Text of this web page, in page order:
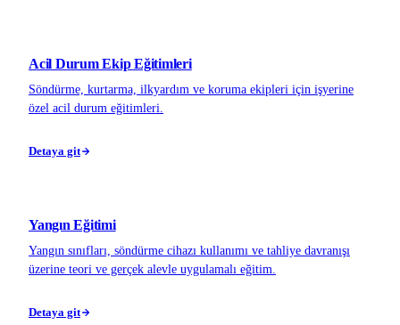
Acil Durum Ekip Eğitimleri
Söndürme, kurtarma, ilkyardım ve koruma ekipleri için işyerine
özel acil durum eğitimleri.
Detaya git
Yangın Eğitimi
Yangın sınıfları, söndürme cihazı kullanımı ve tahliye davranışı
üzerine teori ve gerçek alevle uygulamalı eğitim.
Detaya git